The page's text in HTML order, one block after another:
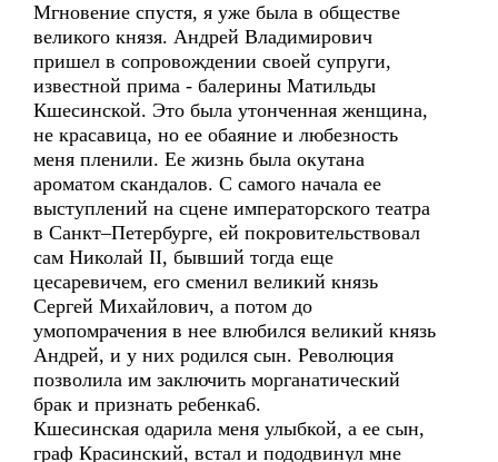
Мгновение спустя, я уже была в обществе
великого князя. Андрей Владимирович
пришел в сопровождении своей супруги,
известной прима - балерины Матильды
Кшесинской. Это была утонченная женщина,
не красавица, но ее обаяние и любезность
меня пленили. Ее жизнь была окутана
ароматом скандалов. С самого начала ее
выступлений на сцене императорского театра
в Санкт–Петербурге, ей покровительствовал
сам Николай II, бывший тогда еще
цесаревичем, его сменил великий князь
Сергей Михайлович, а потом до
умопомрачения в нее влюбился великий князь
Андрей, и у них родился сын. Революция
позволила им заключить морганатический
брак и признать ребенка6.
Кшесинская одарила меня улыбкой, а ее сын,
граф Красинский, встал и пододвинул мне